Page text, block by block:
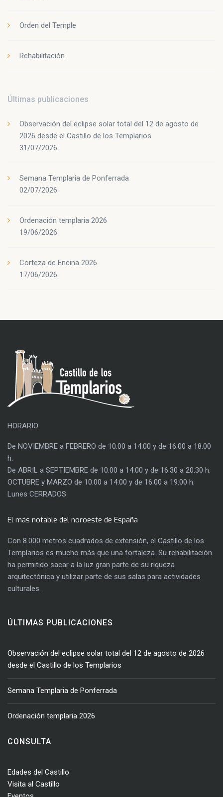
Orden del Temple
Rehabilitación
Últimas publicaciones
Observación del eclipse solar total del 12 de agosto de
2026 desde el Castillo de los Templarios
31/07/2026
Semana Templaria de Ponferrada
02/07/2026
Ordenación templaria 2026
19/06/2026
Corteza de Encina 2026
17/06/2026
HORARIO
De NOVIEMBRE a FEBRERO de 10:00 a 14:00 y de 16:00 a 18:00
h.
De ABRIL a SEPTIEMBRE de 10:00 a 14:00 y de 16:30 a 20:30 h.
OCTUBRE y MARZO de 10:00 a 14:00 y de 16:00 a 19:00 h.
Lunes CERRADOS
El más notable del noroeste de España
Con 8.000 metros cuadrados de extensión, el Castillo de los
Templarios es mucho más que una fortaleza. Su rehabilitación
ha permitido sacar a la luz gran parte de su riqueza
arquitectónica y utilizar parte de sus salas para actividades
culturales.
ÚLTIMAS PUBLICACIONES
Observación del eclipse solar total del 12 de agosto de 2026
desde el Castillo de los Templarios
Semana Templaria de Ponferrada
Ordenación templaria 2026
CONSULTA
Edades del Castillo
Visita al Castillo